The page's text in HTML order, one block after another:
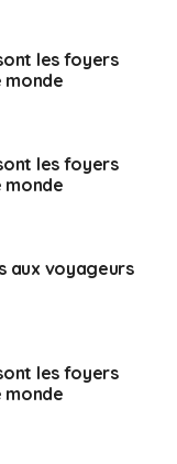
les foyers
monde
les foyers
monde
aux voyageurs
les foyers
monde